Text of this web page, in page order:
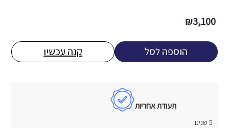
3,100
₪
הוספה לסל קנה עכשיו
תעודת אחריות
5 שנים